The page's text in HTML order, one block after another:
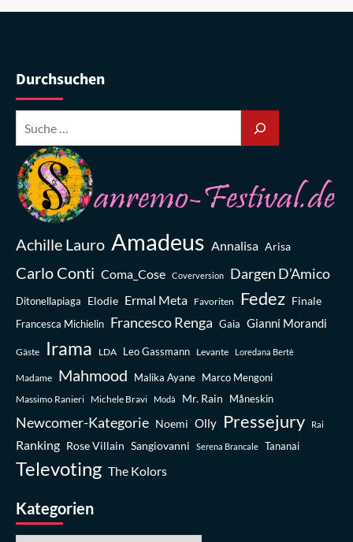
Durchsuchen
Achille Lauro Amadeus Annalisa Arisa
Carlo Conti Coma_Cose Coverversion Dargen D’Amico
Ditonellapiaga Elodie Ermal Meta Favoriten Fedez Finale
Francesca Michielin Francesco Renga Gaia Gianni Morandi
Gäste Irama LDA Leo Gassmann Levante Loredana Bertè
Madame Mahmood Malika Ayane Marco Mengoni
Massimo Ranieri Michele Bravi Modà Mr. Rain Måneskin
Newcomer-Kategorie Noemi Olly Pressejury Rai
Ranking Rose Villain Sangiovanni Serena Brancale Tananai
Televoting The Kolors
Kategorien